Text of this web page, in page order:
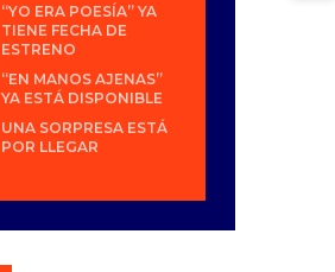
“YO ERA POESÍA” YA
TIENE FECHA DE
ESTRENO
“EN MANOS AJENAS”
YA ESTÁ DISPONIBLE
UNA SORPRESA ESTÁ
POR LLEGAR